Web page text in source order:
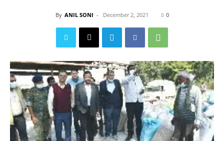
By ANIL SONI - December 2, 2021 0